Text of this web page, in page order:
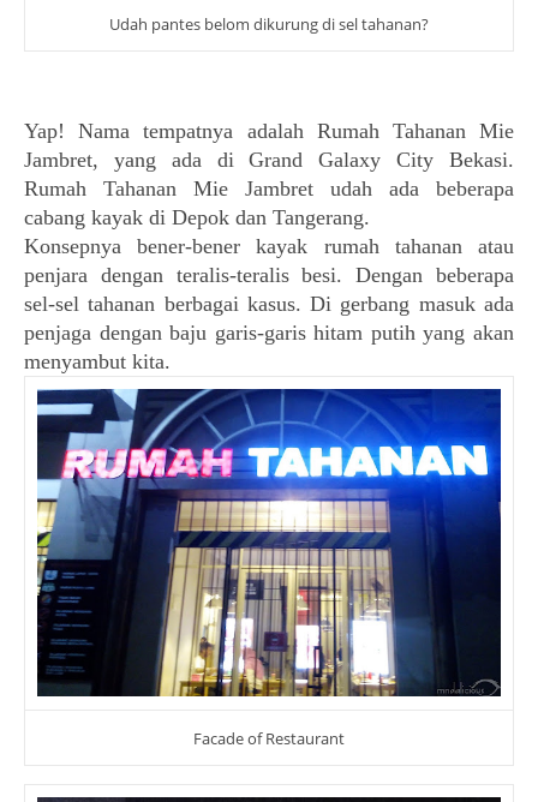
Udah pantes belom dikurung di sel tahanan?
Yap! Nama tempatnya adalah Rumah Tahanan Mie
Jambret, yang ada di Grand Galaxy City Bekasi.
Rumah Tahanan Mie Jambret udah ada beberapa
cabang kayak di Depok dan Tangerang.
Konsepnya bener-bener kayak rumah tahanan atau
penjara dengan teralis-teralis besi. Dengan beberapa
sel-sel tahanan berbagai kasus. Di gerbang masuk ada
penjaga dengan baju garis-garis hitam putih yang akan
menyambut kita.
Facade of Restaurant